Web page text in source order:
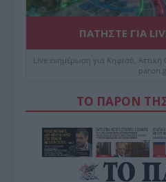
ΠΑΤΗΣΤΕ ΓΙΑ
Live ενημέρωση για Κηφισό,
ΤΟ ΠΑΡΟΝ